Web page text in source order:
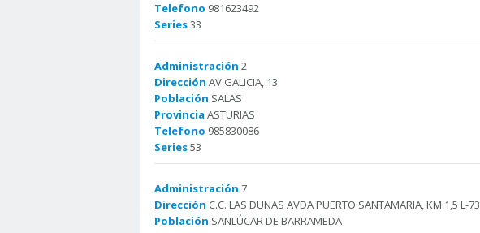
Telefono 981623492
Series33
Administración 2
Dirección AV GALICIA, 13
Población SALAS
Provincia ASTURIAS
Telefono 985830086
Series53
Administración 7
Dirección C.C. LAS DUNAS AVDA PUERTO SANTAMARIA, KM 1,5 L-73
Población SANLÚCAR DE BARRAMEDA